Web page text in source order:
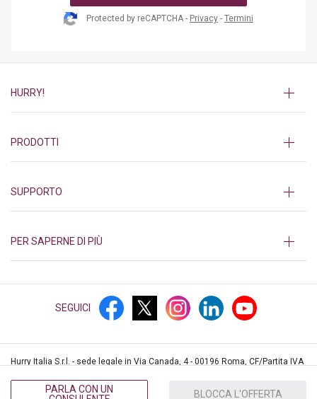
Protected by reCAPTCHA - Privacy - Termini
PARLA CON UN
BLOCCA L'OFFERTA
HURRY!
PRODOTTI
SUPPORTO
PER SAPERNE DI PIÙ
SEGUICI
Hurry Italia S.r.l. - sede legale in Via Canada, 4 - 00196 Roma, CF/Partita IVA